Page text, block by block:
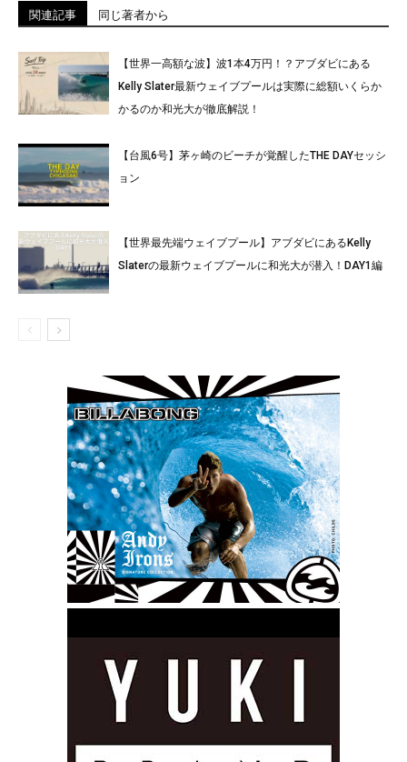
関連記事 同じ著者から
【世界一高額な波】波1本4万円！？アブダビにある
Kelly Slater最新ウェイブプールは実際に総額いくらか
かるのか和光大が徹底解説！
【台風6号】茅ヶ崎のビーチが覚醒したTHE DAYセッシ
ョン
【世界最先端ウェイブプール】アブダビにあるKelly
Slaterの最新ウェイブプールに和光大が潜入！DAY1編